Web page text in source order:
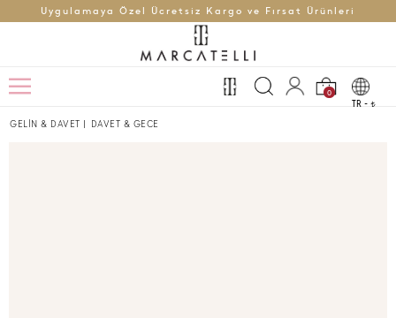
Uygulamaya Özel Ücretsiz Kargo ve Fırsat Ürünleri
0
TR - t
GELİN & DAVET | DAVET & GECE